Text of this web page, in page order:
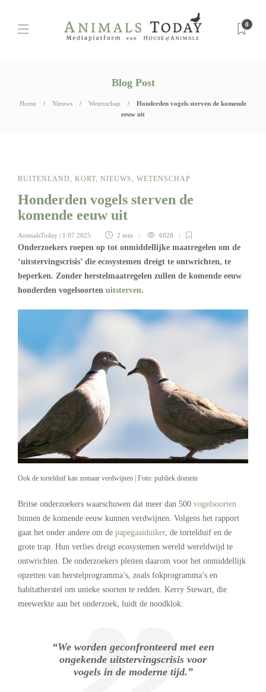
0
Blog Post
Home Nieuws Wetenschap
Honderden vogels sterven de komende
eeuw uit
BUITENLAND, KORT, NIEUWS, WETENSCHAP
Honderden vogels sterven de
komende eeuw uit
AnimalsToday | 1 07 2025 2 min 6028
Onderzoekers roepen op tot onmiddellijke maatregelen om de
‘uitstervingscrisis’ die ecosystemen dreigt te ontwrichten, te
beperken. Zonder herstelmaatregelen zullen de komende eeuw
honderden vogelsoorten uitsterven.
Ook de tortelduif kan zomaar verdwijnen | Foto: publiek domein
Britse onderzoekers waarschuwen dat meer dan 500 vogelsoorten
binnen de komende eeuw kunnen verdwijnen. Volgens het rapport
gaat het onder andere om de papegaaiduiker, de tortelduif en de
grote trap. Hun verlies dreigt ecosystemen wereld wereldwijd te
ontwrichten. De onderzoekers pleiten daarom voor het onmiddellijk
opzetten van herstelprogramma’s, zoals fokprogramma’s en
habitatherstel om unieke soorten te redden. Kerry Stewart, die
meewerkte aan het onderzoek, luidt de noodklok:
“We worden geconfronteerd met een
ongekende uitstervingscrisis voor
vogels in de moderne tijd.”